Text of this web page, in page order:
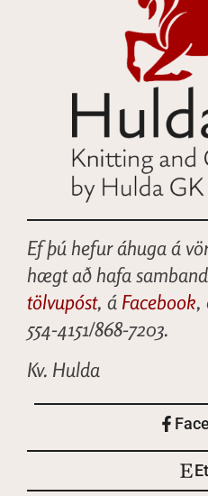
Ef þú hefur áhuga á
hægt að hafa
tölvupóst, á Facebook,
554-4151/868-7203.
Kv. Hulda